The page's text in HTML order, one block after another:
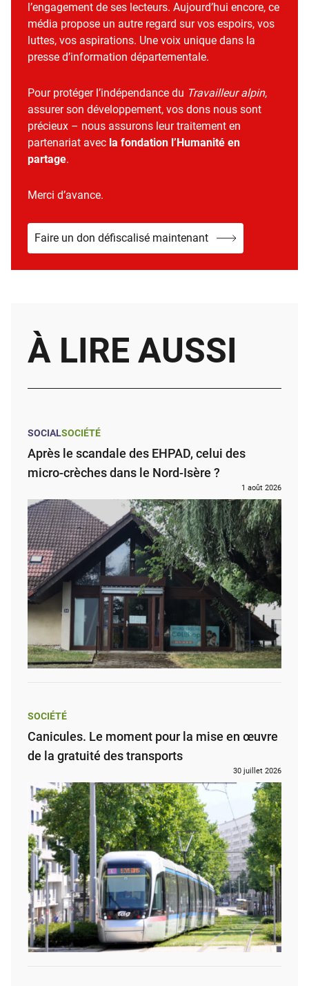
l’engagement de ses lecteurs. Aujourd’hui encore, ce
média propose un autre regard sur vos espoirs, vos
luttes, vos aspirations. Une voix unique dans la
presse d’information départementale.
Pour protéger l’indépendance du Travailleur alpin,
assurer son développement, vos dons nous sont
précieux – nous assurons leur traitement en
partenariat avec la fondation l’Humanité en
partage.
Merci d’avance.
Faire un don défiscalisé maintenant
À LIRE AUSSI
SOCIALSOCIÉTÉ
Après le scandale des EHPAD, celui des
micro-crèches dans le Nord-Isère ?
1 août 2026
SOCIÉTÉ
Canicules. Le moment pour la mise en œuvre
de la gratuité des transports
30 juillet 2026